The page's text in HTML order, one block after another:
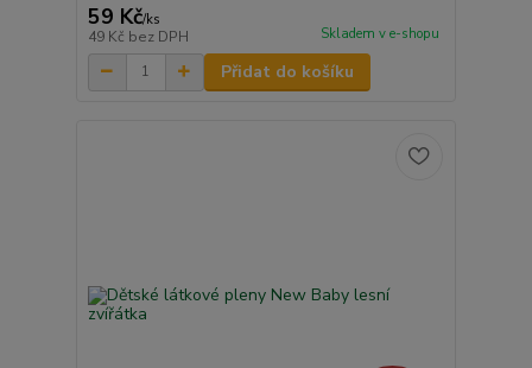
59 Kč/ks
49 Kč bez DPH Skladem v e-shopu
Přidat do košíku